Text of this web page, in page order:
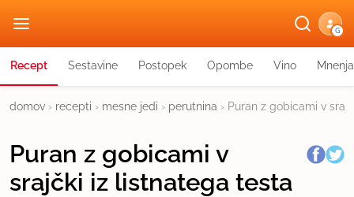
G
Recept Sestavine Postopek Opombe Vino Mnenja
domov › recepti › mesne jedi › perutnina › Puran z gobicami v
Puran z gobicami v
srajčki iz listnatega testa